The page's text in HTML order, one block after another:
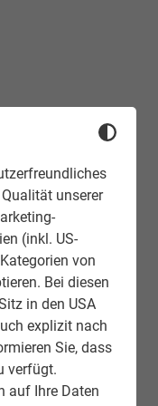
unserer
(inkl. US-
von
Bei diesen
in den USA
explizit nach
Sie, dass
verfügt.
auf Ihre Daten